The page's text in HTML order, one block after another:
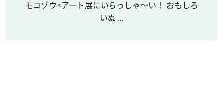
モコゾウ×アート展にいらっしゃ～い！ おもしろ
いぬ ...